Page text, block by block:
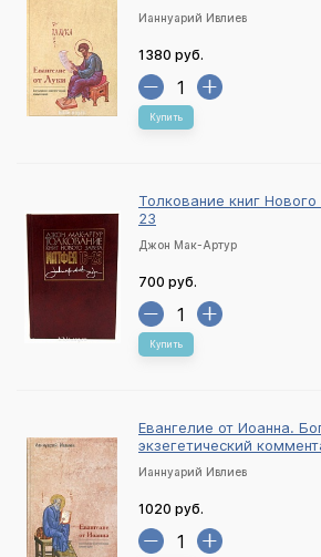
Ианнуарий Ивлиев
1380 руб.
Купить
Толкование книг
23
Джон Мак-Артур
700 руб.
Купить
Евангелие от Иоанна.
экзегетический
Ианнуарий Ивлиев
1020 руб.